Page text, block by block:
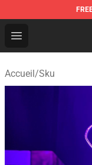
Open menu
Anime Lamp
Accueil/Sku